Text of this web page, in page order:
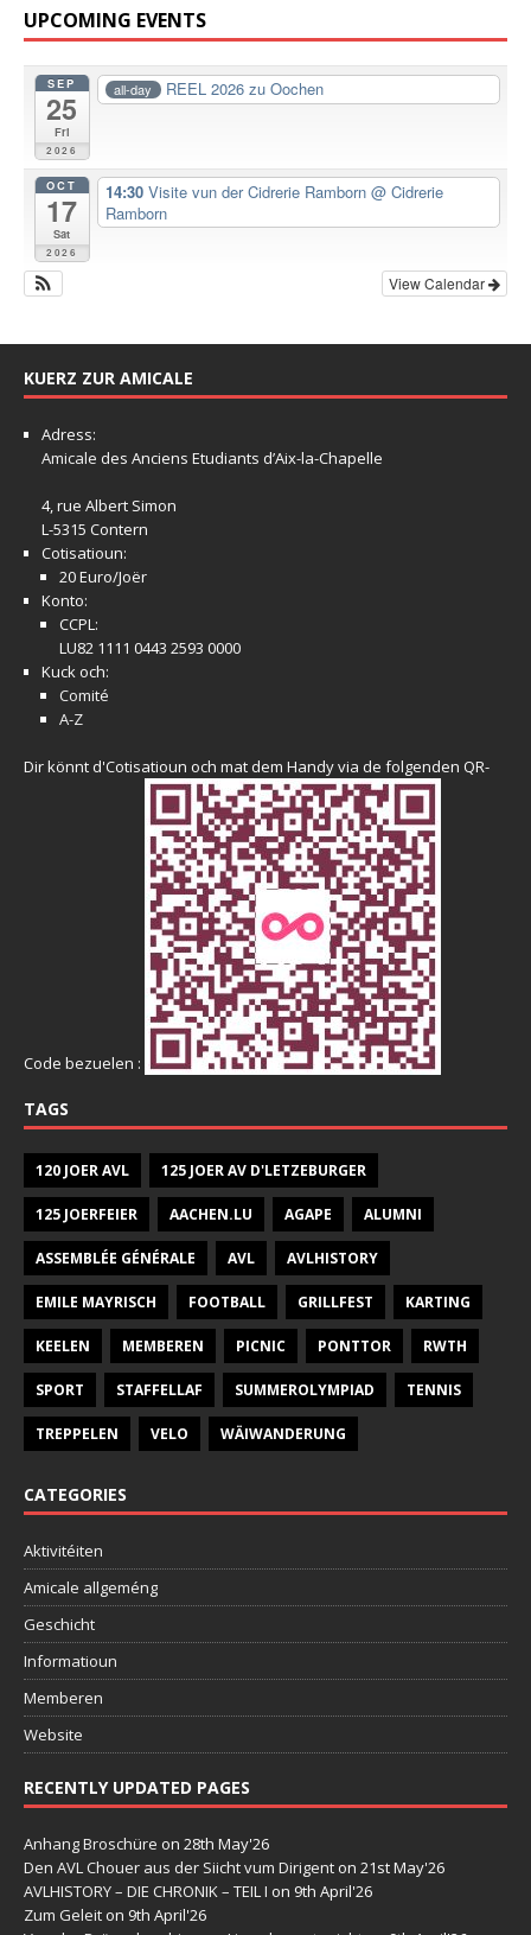
UPCOMING EVENTS
SEP
25
Fri
2026
all-day REEL 2026 zu Oochen
OCT
17
Sat
2026
14:30 Visite vun der Cidrerie Ramborn @ Cidrerie
Ramborn
View Calendar
KUERZ ZUR AMICALE
Adress:
Amicale des Anciens Etudiants d’Aix-la-Chapelle
4, rue Albert Simon
L-5315 Contern
Cotisatioun:
20 Euro/Joër
Konto:
CCPL:
LU82 1111 0443 2593 0000
Kuck och:
Comité
A-Z
Dir könnt d'Cotisatioun och mat dem Handy via de folgenden QR-
Code bezuelen :
TAGS
120 JOER AVL 125 JOER AV D'LETZEBURGER
125 JOERFEIER AACHEN.LU AGAPE ALUMNI
ASSEMBLÉE GÉNÉRALE AVL AVLHISTORY
EMILE MAYRISCH FOOTBALL GRILLFEST KARTING
KEELEN MEMBEREN PICNIC PONTTOR RWTH
SPORT STAFFELLAF SUMMEROLYMPIAD TENNIS
TREPPELEN VELO WÄIWANDERUNG
CATEGORIES
Aktivitéiten
Amicale allgeméng
Geschicht
Informatioun
Memberen
Website
RECENTLY UPDATED PAGES
Anhang Broschüre on 28th May'26
Den AVL Chouer aus der Siicht vum Dirigent on 21st May'26
AVLHISTORY – DIE CHRONIK – TEIL I on 9th April'26
Zum Geleit on 9th April'26